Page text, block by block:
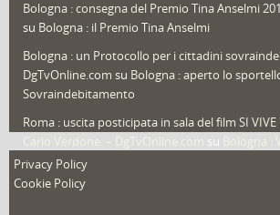
Video (archivio) (263)
Bologna : consegna del Premio Tina Anselmi
su Bologna : il Premio Tina Anselmi
Bologna : un Protocollo per i cittadini
DgTvOnline.com su Bologna : aperto lo
Sovraindebitamento
Roma : uscita posticipata in sala del film SI VIVE
su
nuovo film
Privacy Policy
Cookie Policy